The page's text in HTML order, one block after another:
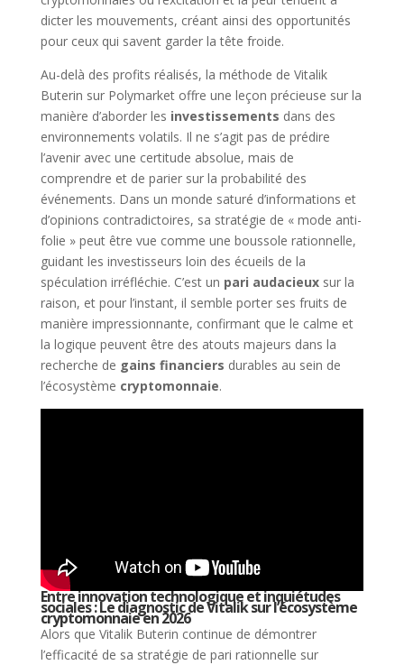
dicter les mouvements, créant ainsi des opportunités
pour ceux qui savent garder la tête froide.
Au-delà des profits réalisés, la méthode de Vitalik
Buterin sur Polymarket offre une leçon précieuse sur la
manière d’aborder les investissements dans des
environnements volatils. Il ne s’agit pas de prédire
l’avenir avec une certitude absolue, mais de
comprendre et de parier sur la probabilité des
événements. Dans un monde saturé d’informations et
d’opinions contradictoires, sa stratégie de « mode anti-
folie » peut être vue comme une boussole rationnelle,
guidant les investisseurs loin des écueils de la
spéculation irréfléchie. C’est un pari audacieuxsur la
raison, et pour l’instant, il semble porter ses fruits de
manière impressionnante, confirmant que le calme et
la logique peuvent être des atouts majeurs dans la
recherche de gains financiers durables au sein de
l’écosystème cryptomonnaie.
Entre innovation technologique et inquiétudes
sociales : Le diagnostic de Vitalik sur l’écosystème
cryptomonnaie en 2026
Alors que Vitalik Buterin continue de démontrer
l’efficacité de sa stratégie de pari rationnelle sur